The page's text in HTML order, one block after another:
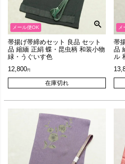
メール便OK
帯揚げ帯締めセット 良品 セット
品 縮緬 正絹 蝶・昆虫柄 和装小物
緑・うぐいす色
12,800
在庫切れ
メ
帯
品
ル